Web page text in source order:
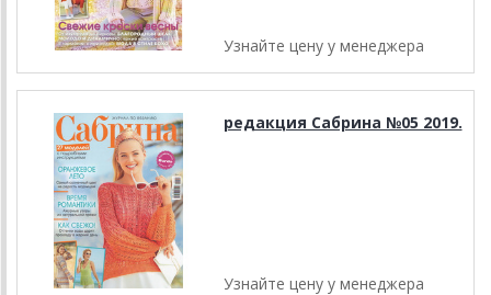
Узнайте цену у менеджера
редакция Сабрина №05 2019.
Узнайте цену у менеджера